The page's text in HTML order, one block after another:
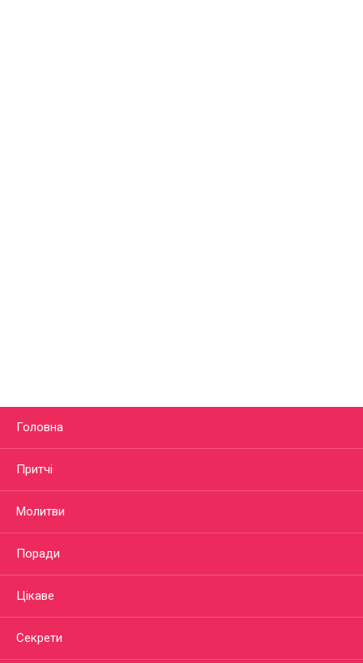
Головна
Притчі
Молитви
Поради
Цікаве
Секрети